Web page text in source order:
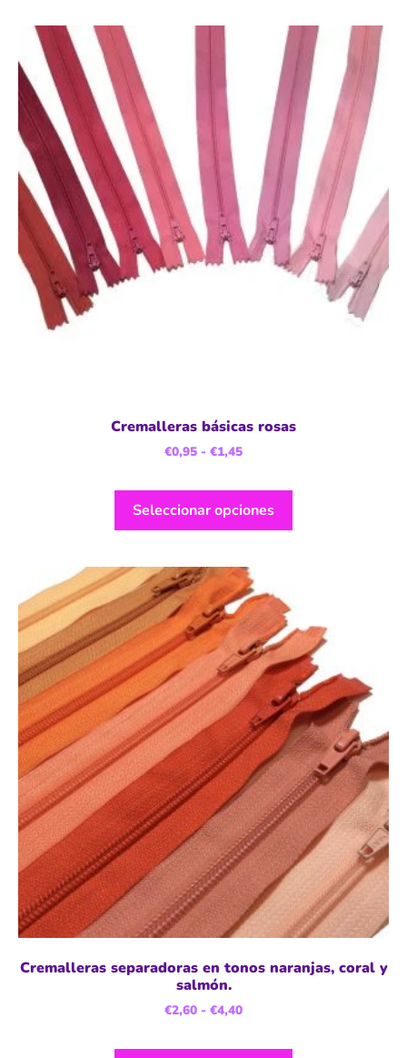
Cremalleras básicas rosas
€0,95 - €1,45
Seleccionar opciones
Cremalleras separadoras en tonos naranjas, coral y
salmón.
€2,60 - €4,40